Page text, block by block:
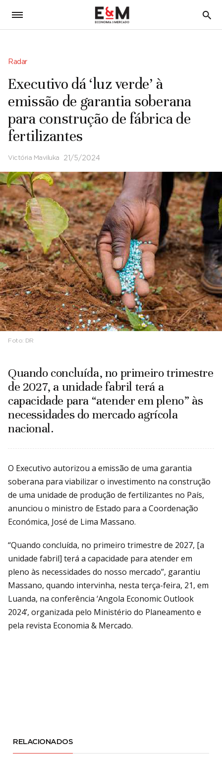
5
Radar
Executivo dá ‘luz verde’ à
emissão de garantia soberana
para construção de fábrica de
fertilizantes
Victória Maviluka 21/5/2024
Foto: DR
Quando concluída, no primeiro trimestre
de 2027, a unidade fabril terá a
capacidade para “atender em pleno” às
necessidades do mercado agrícola
nacional.
O Executivo autorizou a emissão de uma garantia
soberana para viabilizar o investimento na construção
de uma unidade de produção de fertilizantes no País,
anunciou o ministro de Estado para a Coordenação
Económica, José de Lima Massano.
“Quando concluída, no primeiro trimestre de 2027, [a
unidade fabril] terá a capacidade para atender em
pleno às necessidades do nosso mercado”, garantiu
Massano, quando intervinha, nesta terça-feira, 21, em
Luanda, na conferência ‘Angola Economic Outlook
2024’, organizada pelo Ministério do Planeamento e
pela revista Economia & Mercado.
RELACIONADOS